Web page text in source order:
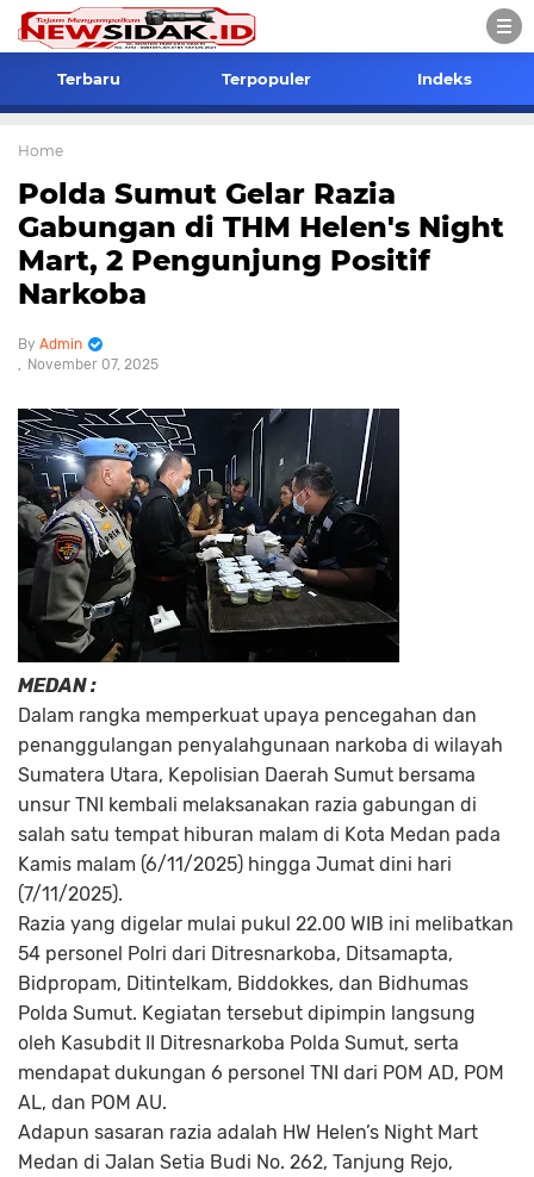
Terbaru Terpopuler Indeks
Home
Polda Sumut Gelar Razia
Gabungan di THM Helen's Night
Mart, 2 Pengunjung Positif
Narkoba
Admin
November 07, 2025
MEDAN :
Dalam rangka memperkuat upaya pencegahan dan
penanggulangan penyalahgunaan narkoba di wilayah
Sumatera Utara, Kepolisian Daerah Sumut bersama
unsur TNI kembali melaksanakan razia gabungan di
salah satu tempat hiburan malam di Kota Medan pada
Kamis malam (6/11/2025) hingga Jumat dini hari
(7/11/2025).
Razia yang digelar mulai pukul 22.00 WIB ini melibatkan
54 personel Polri dari Ditresnarkoba, Ditsamapta,
Bidpropam, Ditintelkam, Biddokkes, dan Bidhumas
Polda Sumut. Kegiatan tersebut dipimpin langsung
oleh Kasubdit II Ditresnarkoba Polda Sumut, serta
mendapat dukungan 6 personel TNI dari POM AD, POM
AL, dan POM AU.
Adapun sasaran razia adalah HW Helen’s Night Mart
Medan di Jalan Setia Budi No. 262, Tanjung Rejo,